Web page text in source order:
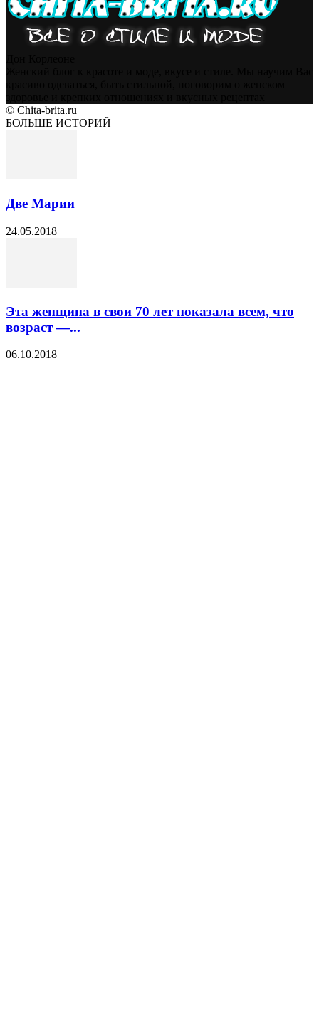
© Chita-brita.ru
БОЛЬШЕ ИСТОРИЙ
Две Марии
24.05.2018
Эта женщина в свои 70 лет показала всем, что
возраст —...
06.10.2018